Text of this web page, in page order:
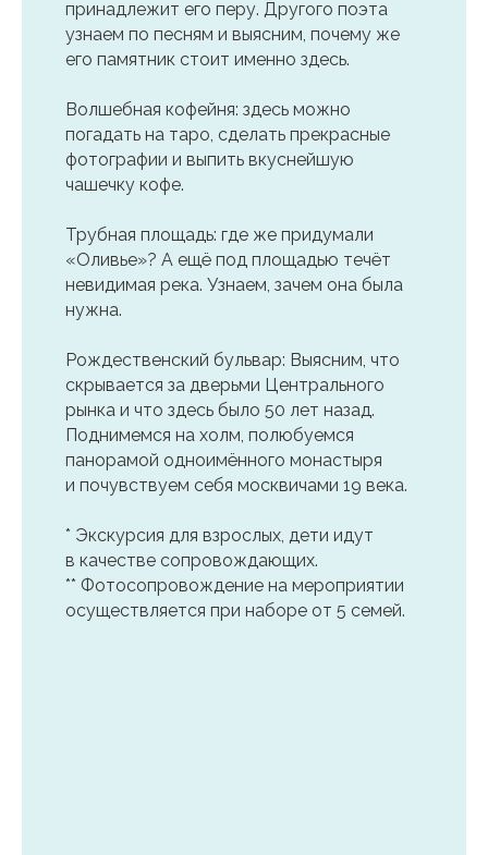
принадлежит его перу. Другого поэта
узнаем по песням и выясним, почему же
его памятник стоит именно здесь.
Волшебная кофейня: здесь можно
погадать на таро, сделать прекрасные
фотографии и выпить вкуснейшую
чашечку кофе.
Трубная площадь: где же придумали
«Оливье»? А ещё под площадью течёт
невидимая река. Узнаем, зачем она была
нужна.
Рождественский бульвар: Выясним, что
скрывается за дверьми Центрального
рынка и что здесь было 50 лет назад.
Поднимемся на холм, полюбуемся
панорамой одноимённого монастыря
и почувствуем себя москвичами 19 века.
* Экскурсия для взрослых, дети идут
в качестве сопровождающих.
** Фотосопровождение на мероприятии
осуществляется при наборе от 5 семей.